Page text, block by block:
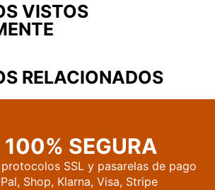
24‑48h
24‑48h —
partir de 80€.
VISTOS
RELACIONADOS
SEGURA
SSL y pasarelas de pago
Shop, Klarna, Visa, Stripe